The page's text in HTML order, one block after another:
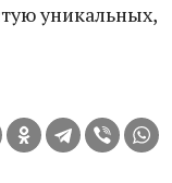
уникальных,